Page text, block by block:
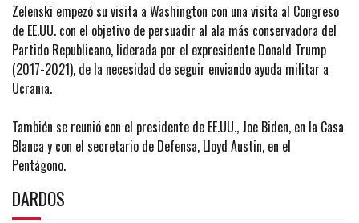
Zelenski empezó su visita a Washington con una visita al Congreso
de EE.UU. con el objetivo de persuadir al ala más conservadora del
Partido Republicano, liderada por el expresidente Donald Trump
(2017-2021), de la necesidad de seguir enviando ayuda militar a
Ucrania.
También se reunió con el presidente de EE.UU., Joe Biden, en la Casa
Blanca y con el secretario de Defensa, Lloyd Austin, en el
Pentágono.
DARDOS